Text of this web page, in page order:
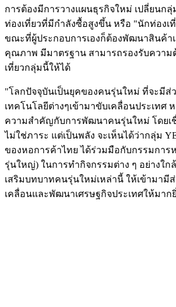
การต้องมีการวางแผนธุรกิจใหม่ เปลี่ยนกลุ่
ท่องเที่ยวที่มีกำลังซื้อสูงขึ้น หรือ "นักท่อง
ขณะที่ผู้ประกอบการเองก็ต้องพัฒนาสินค้า
คุณภาพ มีมาตรฐาน สามารถรองรับความ
เที่ยวกลุ่มนี้ให้ได้
"โลกปัจจุบันเป็นยุคของคนรุ่นใหม่ ที่จะมีส่
เทคโนโลยีต่างๆเข้ามาขับเคลื่อนประเทศ
ความสำคัญกับการพัฒนาคนรุ่นใหม่ โดยเ
ไม่ใช่ภาระ แต่เป็นพลัง จะเห็นได้ว่ากลุ่ม
ของหอการค้าไทย ได้ร่วมมือกับกรรมการ
รุ่นใหญ่) ในการทำกิจกรรมต่าง ๆ อย่างใก
เสริมบทบาทคนรุ่นใหม่เหล่านี้ ให้เข้ามามี
เคลื่อนและพัฒนาเศรษฐกิจประเทศให้มาก